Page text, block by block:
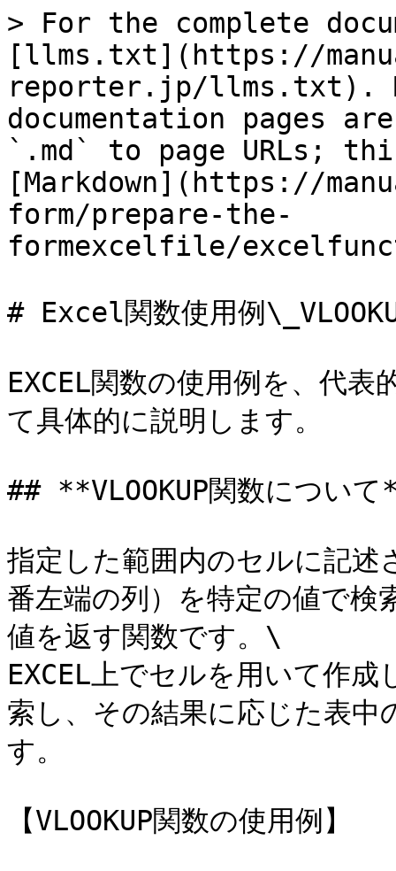
> For the complete
[llms.txt](https://
reporter.jp/llms.txt).
documentation pages
`.md` to page URLs;
[Markdown](https://
form/prepare-the-
formexcelfile/
# Excel関数使用例
EXCEL関数の使用例を、代表
て具体的に説明します。
## **VLOOKUP関数につい
指定した範囲内のセルに記述
番左端の列）を特定の値で検
値を返す関数です。\
EXCEL上でセルを用いて作
索し、その結果に応じた表
す。
【VLOOKUP関数の使用例】